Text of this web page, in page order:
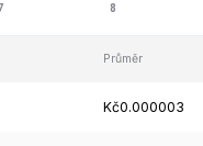
Průměr
Kč0.000003